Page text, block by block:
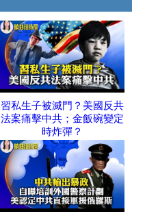
習私生子被滅門？美國反共
法案痛擊中共；金飯碗變定
時炸彈？